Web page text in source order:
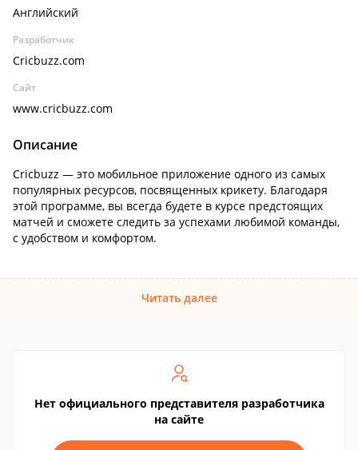
Английский
Разработчик
Cricbuzz.com
Сайт
www.cricbuzz.com
Описание
Cricbuzz — это мобильное приложение одного из самых
популярных ресурсов, посвященных крикету. Благодаря
этой программе, вы всегда будете в курсе предстоящих
матчей и сможете следить за успехами любимой команды,
с удобством и комфортом.
Читать далее
Нет официального представителя разработчика
на сайте